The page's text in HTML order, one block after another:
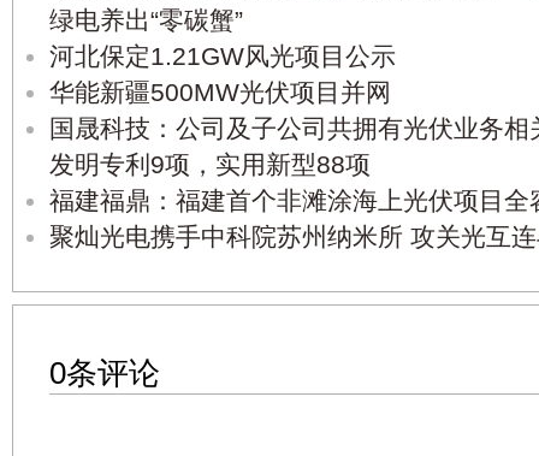
绿电养出“零碳蟹”
河北保定1.21GW风光项目公示
华能新疆500MW光伏项目并网
国晟科技：公司及子公司共拥有光伏业务
发明专利9项，实用新型88项
福建福鼎：福建首个非滩涂海上光伏项目全
聚灿光电携手中科院苏州纳米所 攻关光互
0条评论